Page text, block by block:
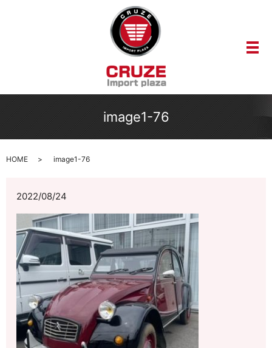
メ
image1-76
HOME image1-76
2022/08/24